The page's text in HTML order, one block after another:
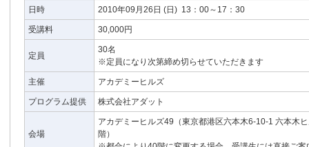
日時 2010年09月26日 (日) 13：00～17：30
受講料 30,000円
定員
30名
※定員になり次第締め切らせていただきます
主催 アカデミーヒルズ
プログラム提供 株式会社アダット
会場
アカデミーヒルズ49（東京都港区六本木6-10-1 六本木
階）